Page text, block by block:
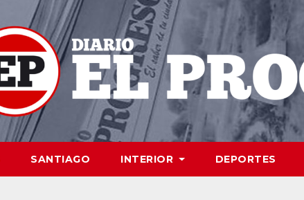
SANTIAGO INTERIOR DEPORTES